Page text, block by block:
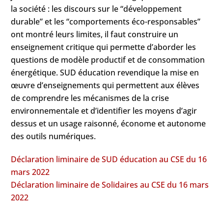
la société : les discours sur le “développement
durable” et les “comportements éco-responsables”
ont montré leurs limites, il faut construire un
enseignement critique qui permette d’aborder les
questions de modèle productif et de consommation
énergétique. SUD éducation revendique la mise en
œuvre d’enseignements qui permettent aux élèves
de comprendre les mécanismes de la crise
environnementale et d’identifier les moyens d’agir
dessus et un usage raisonné, économe et autonome
des outils numériques.
Déclaration liminaire de SUD éducation au CSE du 16
mars 2022
Déclaration liminaire de Solidaires au CSE du 16 mars
2022